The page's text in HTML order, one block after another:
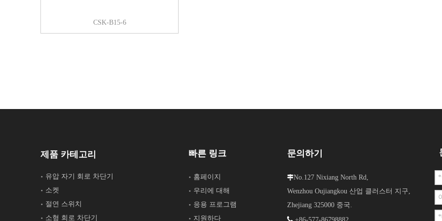
CSK-B15-6
제품 카테고리
유압 자기 회로 차단기
소켓
절연 스위치
소형 회로 차단기
빠른 링크
홈페이지
우리에 대해
응용 프로그램
지원하다
문의하기
No.127 Nixiang North Rd,
Wenzhou Oujiangkou 산업 클러스터 지구,
Zhejiang 325000 중국.
